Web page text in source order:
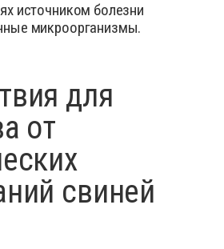
источником болезни
микроорганизмы.
для
от
свиней